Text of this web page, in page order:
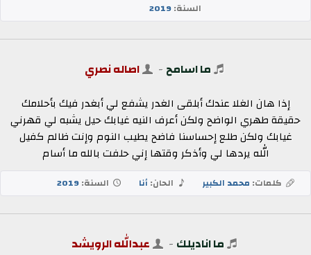
السنة:2019
ما اسامح - اصاله نصري
إذا هان الغلا عندك أبلقى الغدر يشفع لي أبغدر فيك بأحلامك
حقيقة طهري الواضح ولكن أعرف النيه غيابك حيل يشبه لي قهرني
غيابك ولكن طلع إحساسنا فاضح يطيب النوم وإنت ظالم كفيل
الله يردها لي وأذكر وقتها إني حلفت بالله ما أسام
كلمات: محمد الكبير الحان:أنا السنة:2019
ما اناديلك - عبدالله الرويشد